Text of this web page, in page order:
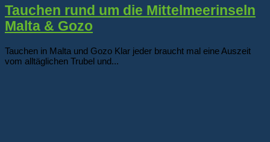
Tauchen rund um die Mittelmeerinseln
Malta & Gozo
Tauchen in Malta und Gozo Klar jeder braucht mal eine Auszeit
vom alltäglichen Trubel und...